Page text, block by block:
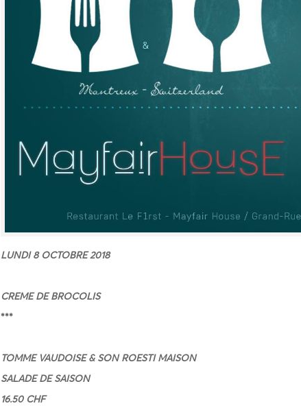
LUNDI 8 OCTOBRE 2018
CREME DE BROCOLIS
***
TOMME VAUDOISE & SON ROESTI MAISON
SALADE DE SAISON
16.50 CHF